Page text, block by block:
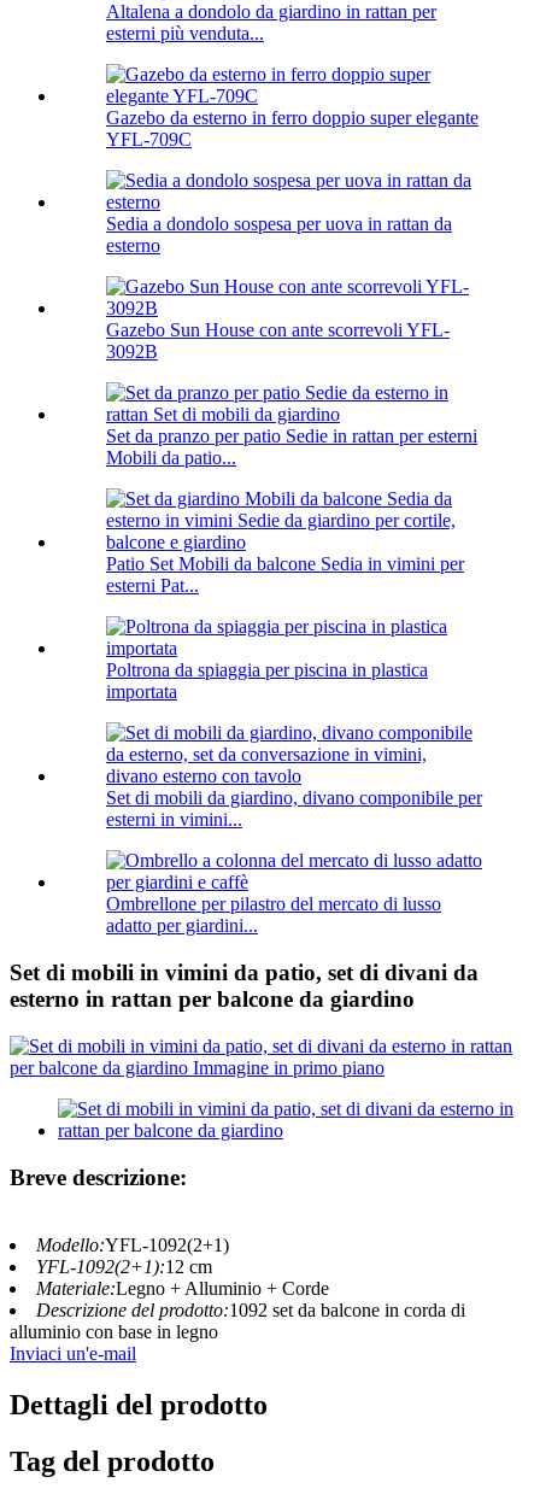
Altalena a dondolo da giardino in rattan per
esterni più venduta...
Gazebo da esterno in ferro doppio super elegante
YFL-709C
Sedia a dondolo sospesa per uova in rattan da
esterno
Gazebo Sun House con ante scorrevoli YFL-
3092B
Set da pranzo per patio Sedie in rattan per esterni
Mobili da patio...
Patio Set Mobili da balcone Sedia in vimini per
esterni Pat...
Poltrona da spiaggia per piscina in plastica
importata
Set di mobili da giardino, divano componibile per
esterni in vimini...
Ombrellone per pilastro del mercato di lusso
adatto per giardini...
Set di mobili in vimini da patio, set di divani da
esterno in rattan per balcone da giardino
Breve descrizione:
Modello:YFL-1092(2+1)
YFL-1092(2+1):12 cm
Materiale:Legno + Alluminio + Corde
Descrizione del prodotto:1092 set da balcone in corda di
alluminio con base in legno
Inviaci un'e-mail
Dettagli del prodotto
Tag del prodotto